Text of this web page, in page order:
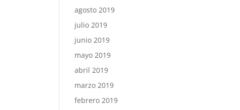
agosto 2019
julio 2019
junio 2019
mayo 2019
abril 2019
marzo 2019
febrero 2019